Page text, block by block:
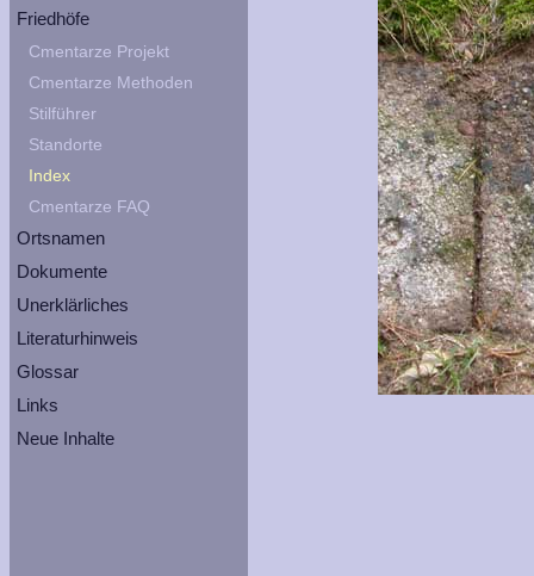
Friedhöfe
Cmentarze Projekt
Cmentarze Methoden
Stilführer
Standorte
Index
Cmentarze FAQ
Ortsnamen
Dokumente
Unerklärliches
Literaturhinweis
Glossar
Links
Neue Inhalte